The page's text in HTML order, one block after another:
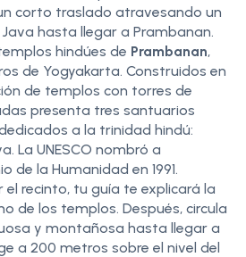
corto traslado atravesando un
hasta llegar a Prambanan.
hindúes de Prambanan,
de Yogyakarta. Construidos en
de templos con torres de
presenta tres santuarios
a la trinidad hindú:
La UNESCO nombró a
de la Humanidad en 1991.
recinto, tu guía te explicará la
de los templos. Después, circula
y montañosa hasta llegar a
a 200 metros sobre el nivel del